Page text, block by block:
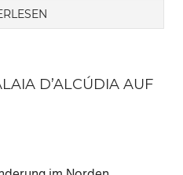
D’ALCÚDIA AUF